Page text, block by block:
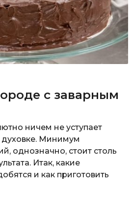
с заварным
ничем не уступает
духовке. Минимум
однозначно, стоит столь
Итак, какие
и как приготовить